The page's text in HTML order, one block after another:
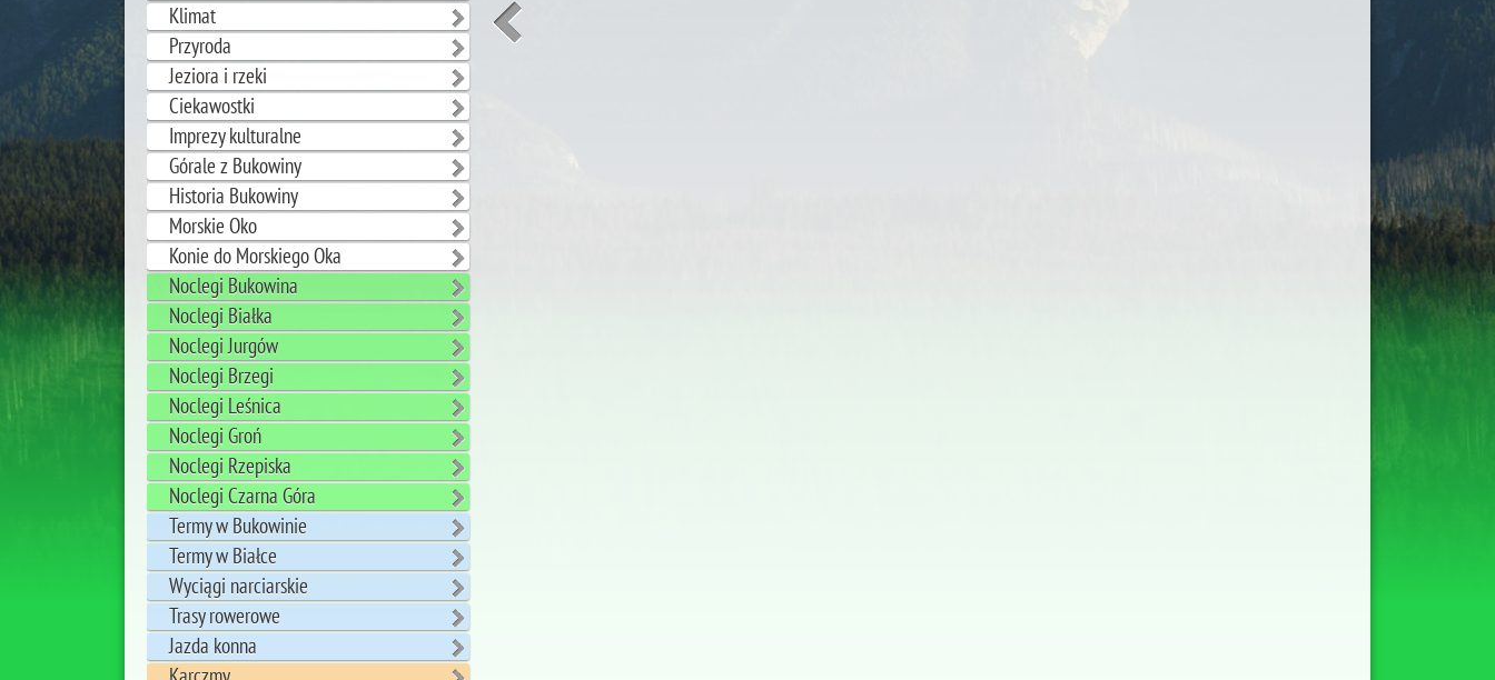
Klimat
Przyroda
Jeziora i rzeki
Ciekawostki
Imprezy kulturalne
Górale z Bukowiny
Historia Bukowiny
Morskie Oko
Konie do Morskiego Oka
Noclegi Bukowina
Noclegi Białka
Noclegi Jurgów
Noclegi Brzegi
Noclegi Leśnica
Noclegi Groń
Noclegi Rzepiska
Noclegi Czarna Góra
Termy w Bukowinie
Termy w Białce
Wyciągi narciarskie
Trasy rowerowe
Jazda konna